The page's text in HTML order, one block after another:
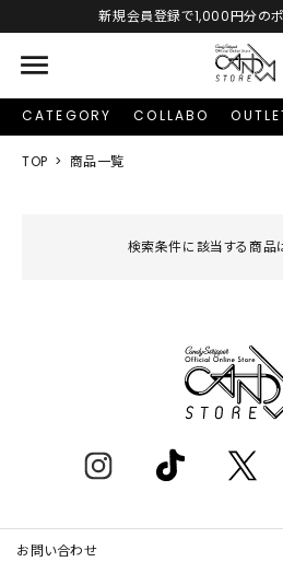
新規会員登録で1,000円分のポ
menu
CATEGORY COLLABO
TOP 商品一覧
検索条件に該当する商品
お問い合わせ